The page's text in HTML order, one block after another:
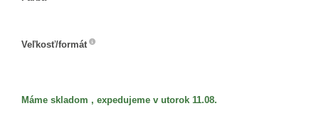
Veľkosť/formát
Máme skladom , expedujeme v utorok 11.08.